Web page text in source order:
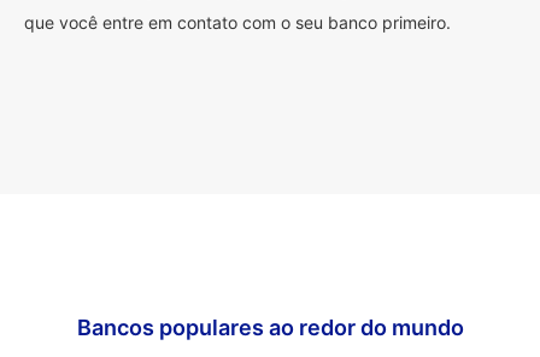
que você entre em contato com o seu banco primeiro.
Bancos populares ao redor do mundo